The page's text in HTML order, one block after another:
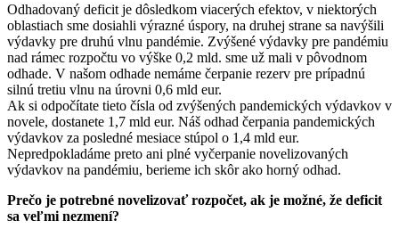
Odhadovaný deficit je dôsledkom viacerých efektov, v niektorých
oblastiach sme dosiahli výrazné úspory, na druhej strane sa navýšili
výdavky pre druhú vlnu pandémie. Zvýšené výdavky pre pandémiu
nad rámec rozpočtu vo výške 0,2 mld. sme už mali v pôvodnom
odhade. V našom odhade nemáme čerpanie rezerv pre prípadnú
silnú tretiu vlnu na úrovni 0,6 mld eur.
Ak si odpočítate tieto čísla od zvýšených pandemických výdavkov v
novele, dostanete 1,7 mld eur. Náš odhad čerpania pandemických
výdavkov za posledné mesiace stúpol o 1,4 mld eur.
Nepredpokladáme preto ani plné vyčerpanie novelizovaných
výdavkov na pandémiu, berieme ich skôr ako horný odhad.
Prečo je potrebné novelizovať rozpočet, ak je možné, že deficit
sa veľmi nezmení?